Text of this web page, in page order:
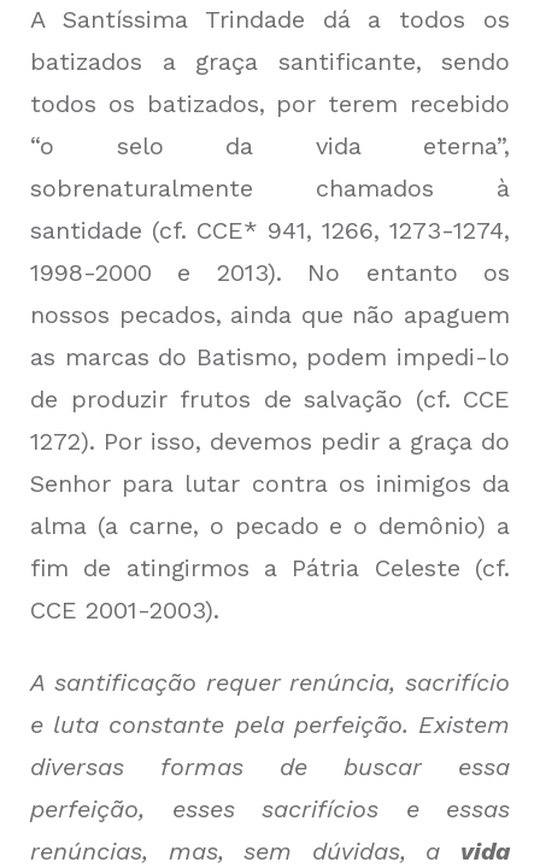
A Santíssima Trindade dá a todos os
batizados a graça santificante, sendo
todos os batizados, por terem recebido
“o selo da vida eterna”,
sobrenaturalmente chamados à
santidade (cf. CCE* 941, 1266, 1273-1274,
1998-2000 e 2013). No entanto os
nossos pecados, ainda que não apaguem
as marcas do Batismo, podem impedi-lo
de produzir frutos de salvação (cf. CCE
1272). Por isso, devemos pedir a graça do
Senhor para lutar contra os inimigos da
alma (a carne, o pecado e o demônio) a
fim de atingirmos a Pátria Celeste (cf.
CCE 2001-2003).
A santificação requer renúncia, sacrifício
e luta constante pela perfeição. Existem
diversas formas de buscar essa
perfeição, esses sacrifícios e essas
renúncias, mas, sem dúvidas, a vida